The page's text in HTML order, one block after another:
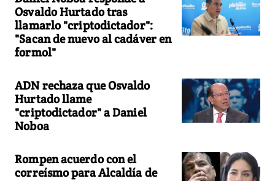
Osvaldo Hurtado tras
llamarlo "criptodictador":
"Sacan de nuevo al cadáver en
formol"
ADN rechaza que Osvaldo
Hurtado llame
"criptodictador" a Daniel
Noboa
Rompen acuerdo con el
correísmo para Alcaldía de